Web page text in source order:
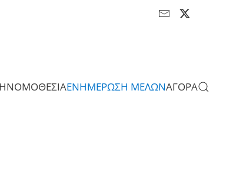
ΝΟΜΟΘΕΣΙΑΕΝΗΜΕΡΩΣΗ ΜΕΛΩΝΑΓΟΡΑ